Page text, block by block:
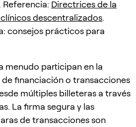
Referencia: Directrices de la
descentralizados.
consejos prácticos para
menudo participan en la
financiación o transacciones
múltiples billeteras a través
La firma segura y las
de transacciones son